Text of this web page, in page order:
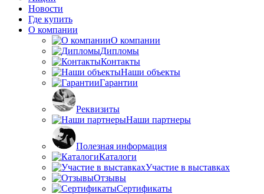
Новости
Где купить
О компании
О компании
Дипломы
Контакты
Наши объекты
Гарантии
Реквизиты
Наши партнеры
Полезная информация
Каталоги
Участие в выставках
Отзывы
Сертификаты